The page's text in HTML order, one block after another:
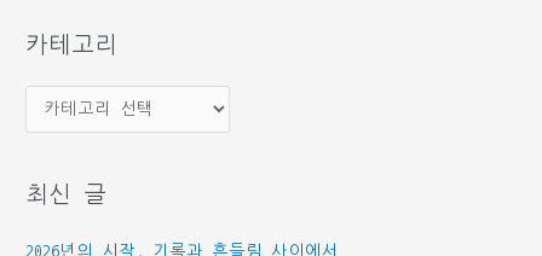
카테고리
테
리
최신 글
2026년의 시작, 기록과 흔들림 사이에서